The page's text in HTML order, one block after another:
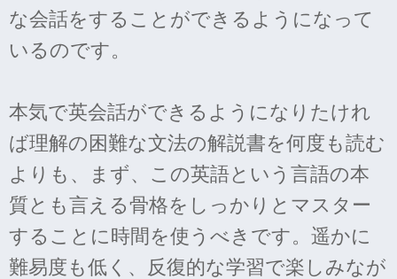
な会話をすることができるようになって
いるのです。
本気で英会話ができるようになりたけれ
ば理解の困難な文法の解説書を何度も読む
よりも、まず、この英語という言語の本
質とも言える骨格をしっかりとマスター
することに時間を使うべきです。遥かに
難易度も低く、反復的な学習で楽しみなが